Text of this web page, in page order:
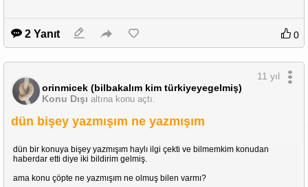
2 Yanıt 0
orinmicek (bilbakalım kim türkiyeyegelmiş)
Konu Dışı altına konu açtı.
11 yıl
dün bişey yazmışım ne yazmışım
dün bir konuya bişey yazmışım haylı ilgi çekti ve bilmemkim konudan
haberdar etti diye iki bildirim gelmiş.
ama konu çöpte ne yazmışım ne olmuş bilen varmı?